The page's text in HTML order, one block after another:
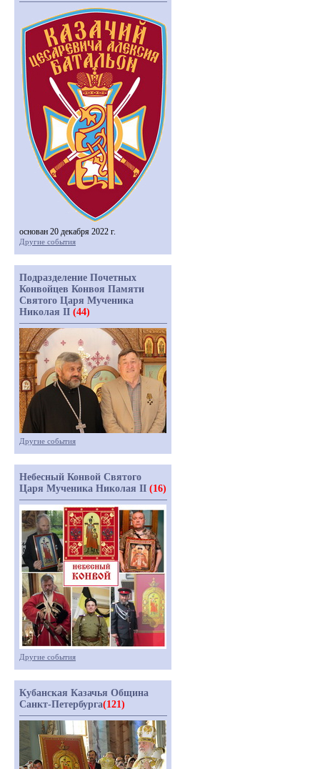
основан 20 декабря 2022 г.
Другие события
Подразделение Почетных
Конвойцев Конвоя Памяти
Святого Царя Мученика
Николая II (44)
Другие события
Небесный Конвой Святого
Царя Мученика Николая II (16)
Другие события
Кубанская Казачья Община
Санкт-Петербурга(121)